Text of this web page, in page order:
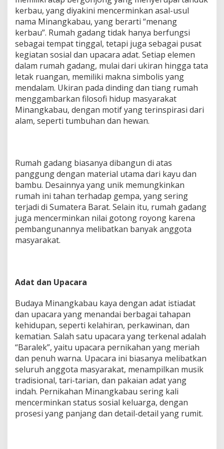
kerbau, yang diyakini mencerminkan asal-usul
nama Minangkabau, yang berarti “menang
kerbau”. Rumah gadang tidak hanya berfungsi
sebagai tempat tinggal, tetapi juga sebagai pusat
kegiatan sosial dan upacara adat. Setiap elemen
dalam rumah gadang, mulai dari ukiran hingga tata
letak ruangan, memiliki makna simbolis yang
mendalam. Ukiran pada dinding dan tiang rumah
menggambarkan filosofi hidup masyarakat
Minangkabau, dengan motif yang terinspirasi dari
alam, seperti tumbuhan dan hewan.
Rumah gadang biasanya dibangun di atas
panggung dengan material utama dari kayu dan
bambu. Desainnya yang unik memungkinkan
rumah ini tahan terhadap gempa, yang sering
terjadi di Sumatera Barat. Selain itu, rumah gadang
juga mencerminkan nilai gotong royong karena
pembangunannya melibatkan banyak anggota
masyarakat.
Adat dan Upacara
Budaya Minangkabau kaya dengan adat istiadat
dan upacara yang menandai berbagai tahapan
kehidupan, seperti kelahiran, perkawinan, dan
kematian. Salah satu upacara yang terkenal adalah
“Baralek”, yaitu upacara pernikahan yang meriah
dan penuh warna. Upacara ini biasanya melibatkan
seluruh anggota masyarakat, menampilkan musik
tradisional, tari-tarian, dan pakaian adat yang
indah. Pernikahan Minangkabau sering kali
mencerminkan status sosial keluarga, dengan
prosesi yang panjang dan detail-detail yang rumit.